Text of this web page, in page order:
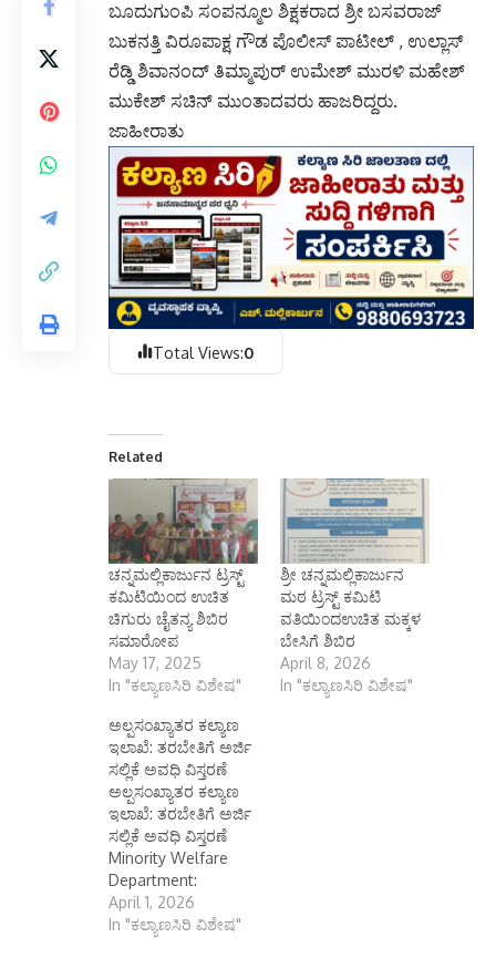
ಬೂದುಗುಂಪಿ ಸಂಪನ್ಮೂಲ ಶಿಕ್ಷಕರಾದ ಶ್ರೀ ಬಸವರಾಜ್
ಬುಕನತ್ತಿ ವಿರೂಪಾಕ್ಷ ಗೌಡ ಪೊಲೀಸ್ ಪಾಟೀಲ್ , ಉಲ್ಲಾಸ್
ರೆಡ್ಡಿ ಶಿವಾನಂದ್ ತಿಮ್ಮಾಪುರ್ ಉಮೇಶ್ ಮುರಳಿ ಮಹೇಶ್
ಮುಕೇಶ್ ಸಚಿನ್ ಮುಂತಾದವರು ಹಾಜರಿದ್ದರು.
ಜಾಹೀರಾತು
Total Views:0
Related
ಚನ್ನಮಲ್ಲಿಕಾರ್ಜುನ ಟ್ರಸ್ಟ್
ಕಮಿಟಿಯಿಂದ ಉಚಿತ
ಚಿಗುರು ಚೈತನ್ಯ ಶಿಬಿರ
ಸಮಾರೋಪ
May 17, 2025
In "ಕಲ್ಯಾಣಸಿರಿ ವಿಶೇಷ"
ಶ್ರೀ ಚನ್ನಮಲ್ಲಿಕಾರ್ಜುನ
ಮಠ ಟ್ರಸ್ಟ್ ಕಮಿಟಿ
ವತಿಯಿಂದಉಚಿತ ಮಕ್ಕಳ
ಬೇಸಿಗೆ ಶಿಬಿರ
April 8, 2026
In "ಕಲ್ಯಾಣಸಿರಿ ವಿಶೇಷ"
ಅಲ್ಪಸಂಖ್ಯಾತರ ಕಲ್ಯಾಣ
ಇಲಾಖೆ: ತರಬೇತಿಗೆ ಅರ್ಜಿ
ಸಲ್ಲಿಕೆ ಅವಧಿ ವಿಸ್ತರಣೆ
ಅಲ್ಪಸಂಖ್ಯಾತರ ಕಲ್ಯಾಣ
ಇಲಾಖೆ: ತರಬೇತಿಗೆ ಅರ್ಜಿ
ಸಲ್ಲಿಕೆ ಅವಧಿ ವಿಸ್ತರಣೆ
Minority Welfare
Department:
Application
submission period
April 1, 2026
In "ಕಲ್ಯಾಣಸಿರಿ ವಿಶೇಷ"